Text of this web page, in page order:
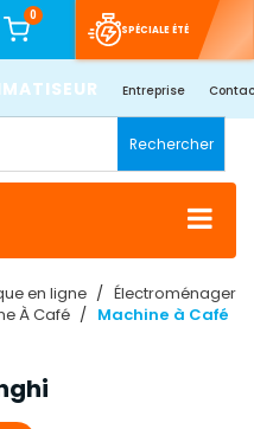
0
SPÉCIALE ÉTÉ
Entreprise
Rechercher
en ligne
Électroménager
À Café
Machine à Café